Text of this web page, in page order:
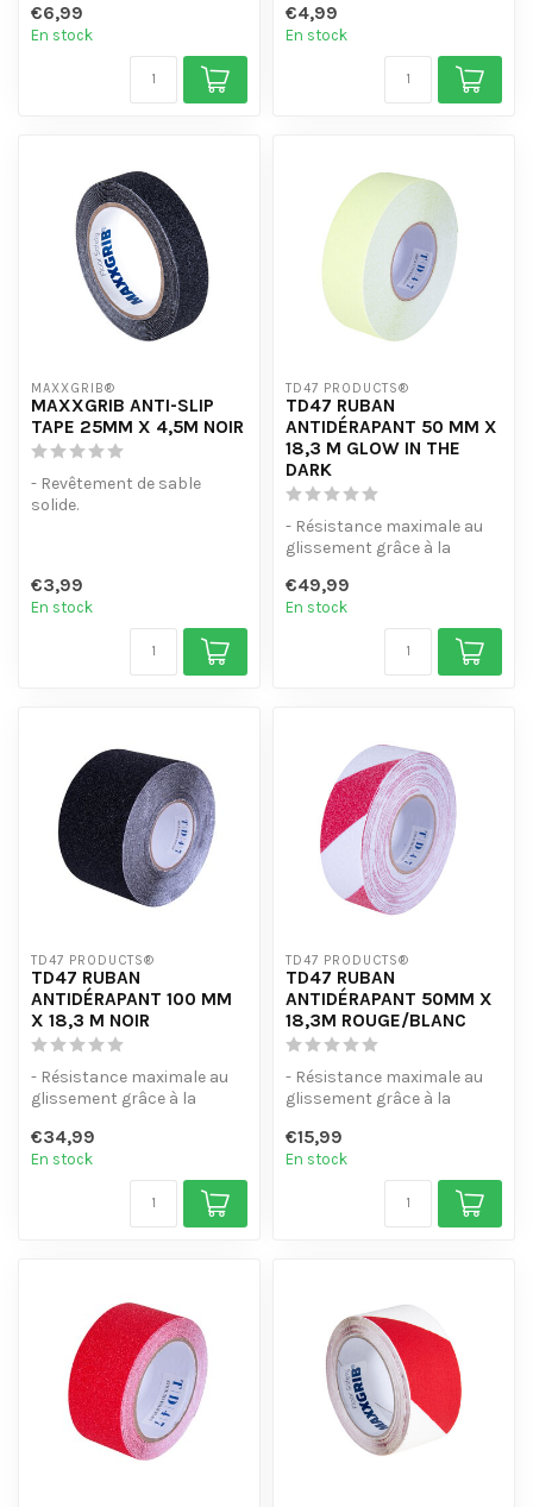
- Durable et faci...
€6,99
En stock
€4,99
En stock
MAXXGRIB®
MAXXGRIB ANTI-SLIP
TAPE 25MM X 4,5M NOIR
- Revêtement de sable
solide.
€3,99
En stock
TD47 PRODUCTS®
TD47 RUBAN
ANTIDÉRAPANT 50 MM X
18,3 M GLOW IN THE
DARK
- Résistance maximale au
glissement grâce à la
- Couche adhé...
€49,99
En stock
TD47 PRODUCTS®
TD47 RUBAN
ANTIDÉRAPANT 100 MM
X 18,3 M NOIR
- Résistance maximale au
glissement grâce à la
- Couche adhé...
€34,99
En stock
TD47 PRODUCTS®
TD47 RUBAN
ANTIDÉRAPANT 50MM X
18,3M ROUGE/BLANC
- Résistance maximale au
glissement grâce à la
- Couche adhé...
€15,99
En stock